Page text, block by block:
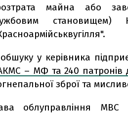
майна або
становищем)
у керівника
– МФ та 240 патронів
зброї та
облуправління МВС